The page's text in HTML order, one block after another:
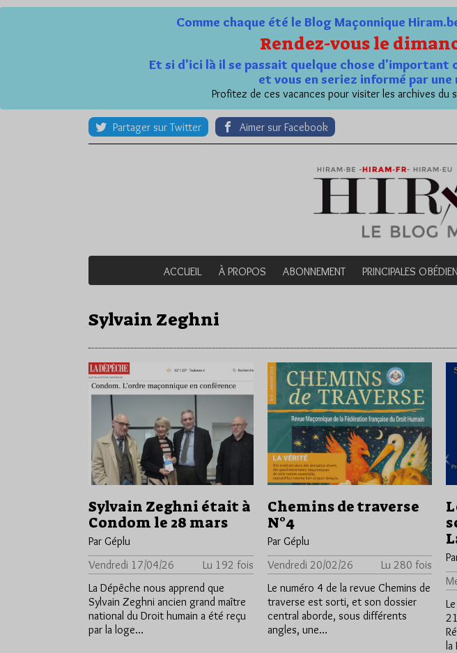
Comme chaque été le Blog Maçonnique
Rendez-vous le
Et si d'ici là il se passait quelque chose
et vous en seriez informé par
Profitez de ces vacances pour visiter les archives
Partager sur Twitter Aimer sur Facebook
ACCUEIL À PROPOS ABONNEMENT PRINCIPALES
Sylvain Zeghni
Sylvain Zeghni était à
Condom le 28 mars
Par Géplu
Vendredi 17/04/26
Lu 192 fois
La Dépêche nous apprend que
Sylvain Zeghni ancien grand maître
national du Droit humain a été reçu
par la loge…
Chemins de traverse
N°4
Par Géplu
Vendredi 20/02/26
Lu 280 fois
Le numéro 4 de la revue Chemins de
traverse est sorti, et son dossier
central aborde, sous différents
angles, une…
la